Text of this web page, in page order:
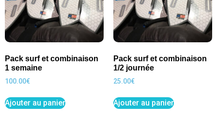
Pack surf et combinaison
1 semaine
100.00€
Ajouter au panier
Pack surf et combinaison
1/2 journée
25.00€
Ajouter au panier